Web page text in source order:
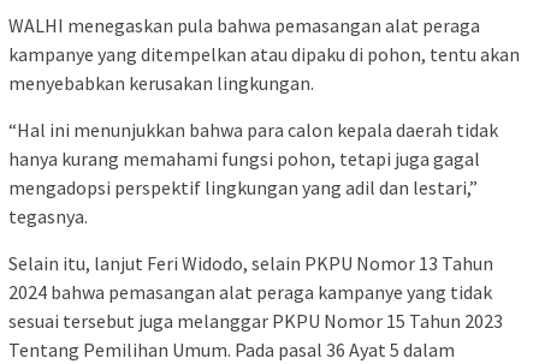
WALHI menegaskan pula bahwa pemasangan alat peraga
kampanye yang ditempelkan atau dipaku di pohon, tentu akan
menyebabkan kerusakan lingkungan.
“Hal ini menunjukkan bahwa para calon kepala daerah tidak
hanya kurang memahami fungsi pohon, tetapi juga gagal
mengadopsi perspektif lingkungan yang adil dan lestari,”
tegasnya.
Selain itu, lanjut Feri Widodo, selain PKPU Nomor 13 Tahun
2024 bahwa pemasangan alat peraga kampanye yang tidak
sesuai tersebut juga melanggar PKPU Nomor 15 Tahun 2023
Tentang Pemilihan Umum. Pada pasal 36 Ayat 5 dalam